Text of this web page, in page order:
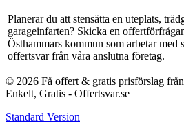
Planerar du att stensätta en uteplats,
garageinfarten? Skicka en
Östhammars kommun som arbetar med
offertsvar från våra anslutna företag.
© 2026 Få offert & gratis prisförslag
Enkelt, Gratis - Offertsvar.se
Standard Version